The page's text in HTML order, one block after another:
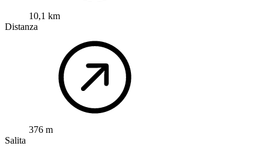
10,1 km
Distanza
376 m
Salita